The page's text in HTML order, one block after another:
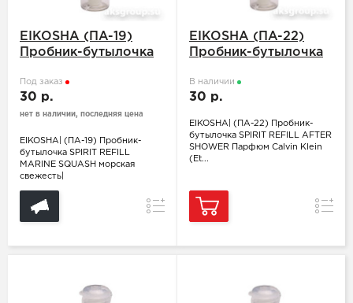
EIKOSHA (ПA-19)
Пробник-бутылочка
MARINE SQUASH
морская свежесть
Под заказ
30 р.
нет в наличии, последняя цена
EIKOSHA| (ПA-19) Пробник-
бутылочка SPIRIT REFILL
MARINE SQUASH морская
свежесть|
Сравнение
EIKOSHA (ПA-22)
Пробник-бутылочка
SHOWER Парфюм
Calvin Klein
В наличии
30 р.
EIKOSHA| (ПA-22) Пробник-
бутылочка SPIRIT REFILL AFTER
SHOWER Парфюм Calvin Klein
(Et...